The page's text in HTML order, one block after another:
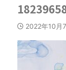
2022年10月